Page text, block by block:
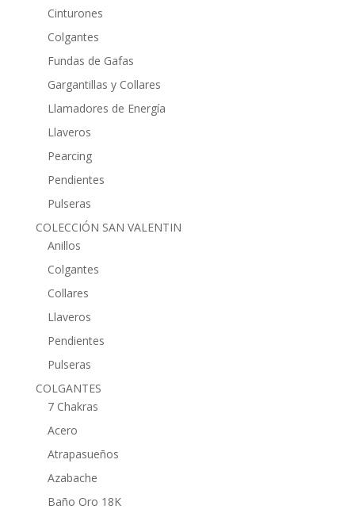
Cinturones
Colgantes
Fundas de Gafas
Gargantillas y Collares
Llamadores de Energía
Llaveros
Pearcing
Pendientes
Pulseras
COLECCIÓN SAN VALENTIN
Anillos
Colgantes
Collares
Llaveros
Pendientes
Pulseras
COLGANTES
7 Chakras
Acero
Atrapasueños
Azabache
Baño Oro 18K